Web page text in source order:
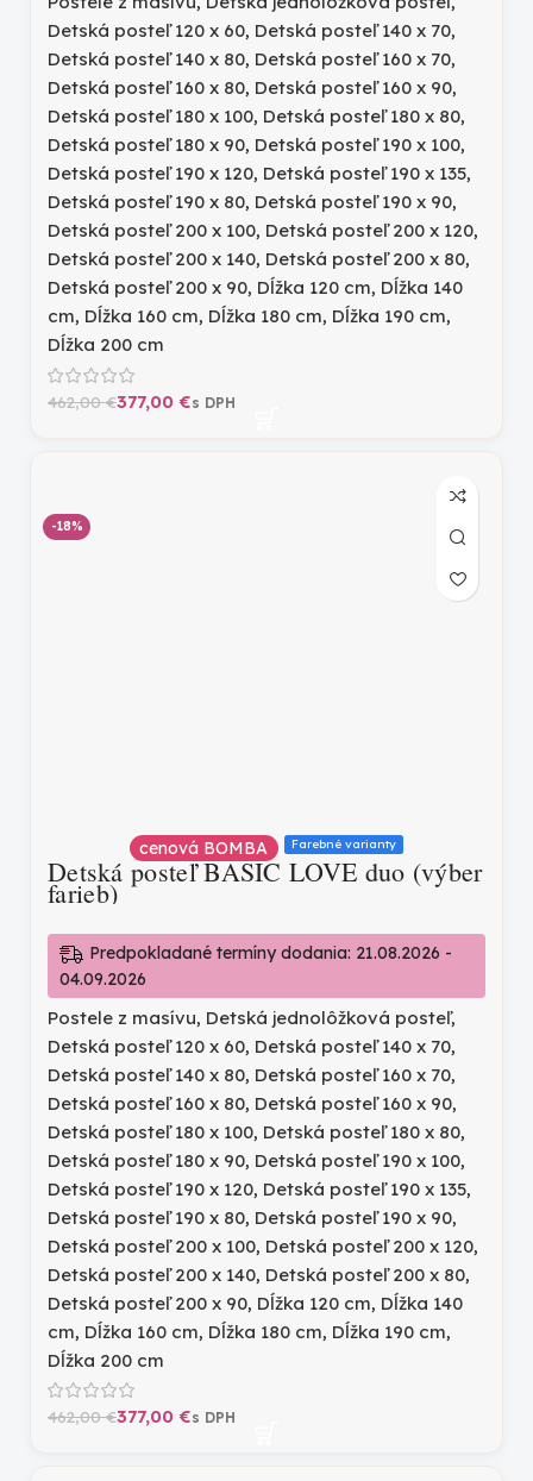
Detská posteľ 120 x 60, Detská posteľ 140 x 70,
Detská posteľ 140 x 80, Detská posteľ 160 x 70,
Detská posteľ 160 x 80, Detská posteľ 160 x 90,
Detská posteľ 180 x 100, Detská posteľ 180 x 80,
Detská posteľ 180 x 90, Detská posteľ 190 x 100,
Detská posteľ 190 x 120, Detská posteľ 190 x 135,
Detská posteľ 190 x 80, Detská posteľ 190 x 90,
Detská posteľ 200 x 100, Detská posteľ 200 x 120,
Detská posteľ 200 x 140, Detská posteľ 200 x 80,
Detská posteľ 200 x 90, Dĺžka 120 cm, Dĺžka 140
cm, Dĺžka 160 cm, Dĺžka 180 cm, Dĺžka 190 cm,
Dĺžka 200 cm
462,00€377,00 €
-18%
cenová BOMBA Farebné varianty
Detská posteľ BASIC LOVE duo (výber
farieb)
Predpokladané termíny dodania: 21.08.2026 -
04.09.2026
Postele z masívu, Detská jednolôžková posteľ,
Detská posteľ 120 x 60, Detská posteľ 140 x 70,
Detská posteľ 140 x 80, Detská posteľ 160 x 70,
Detská posteľ 160 x 80, Detská posteľ 160 x 90,
Detská posteľ 180 x 100, Detská posteľ 180 x 80,
Detská posteľ 180 x 90, Detská posteľ 190 x 100,
Detská posteľ 190 x 120, Detská posteľ 190 x 135,
Detská posteľ 190 x 80, Detská posteľ 190 x 90,
Detská posteľ 200 x 100, Detská posteľ 200 x 120,
Detská posteľ 200 x 140, Detská posteľ 200 x 80,
Detská posteľ 200 x 90, Dĺžka 120 cm, Dĺžka 140
cm, Dĺžka 160 cm, Dĺžka 180 cm, Dĺžka 190 cm,
Dĺžka 200 cm
462,00€377,00 €